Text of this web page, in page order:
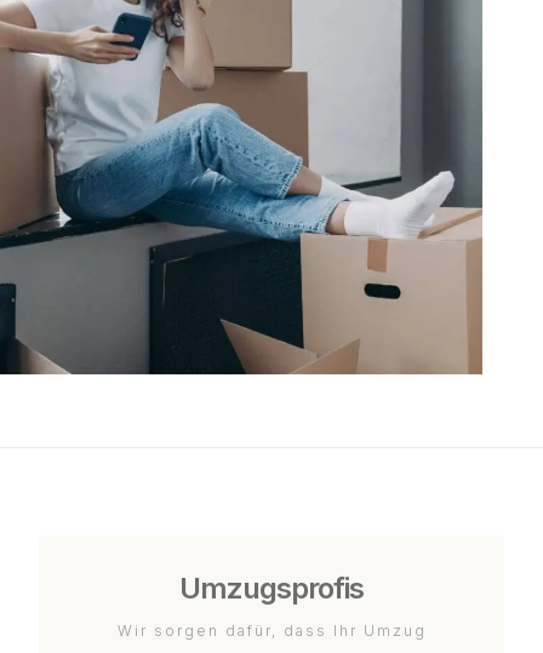
Umzugsprofis
Wir sorgen dafür, dass Ihr Umzug